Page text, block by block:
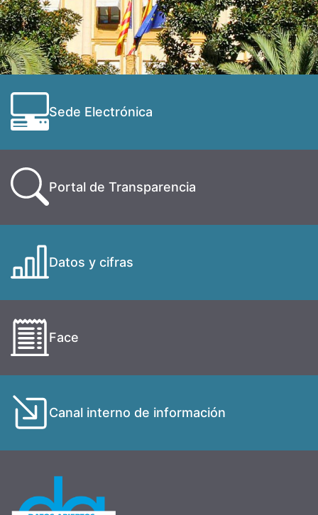
Sede Electrónica
Portal de Transparencia
Datos y cifras
Face
Canal interno de información